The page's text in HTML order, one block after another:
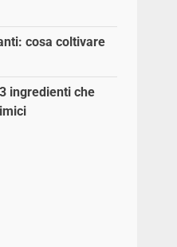
cosa coltivare
ingredienti che